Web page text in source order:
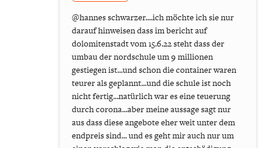
@hannes schwarzer....ich möchte ich sie nur
darauf hinweisen dass im bericht auf
dolomitenstadt vom 15.6.22 steht dass der
umbau der nordschule um 9 millionen
gestiegen ist...und schon die container waren
teurer als geplannt...und die schule ist noch
nicht fertig...natürlich war es eine teuerung
durch corona...aber meine aussage sagt nur
aus dass diese angebote eher weit unter dem
endpreis sind... und es geht mir auch nur um